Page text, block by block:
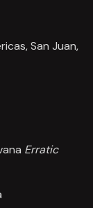
San Juan,
Erratic